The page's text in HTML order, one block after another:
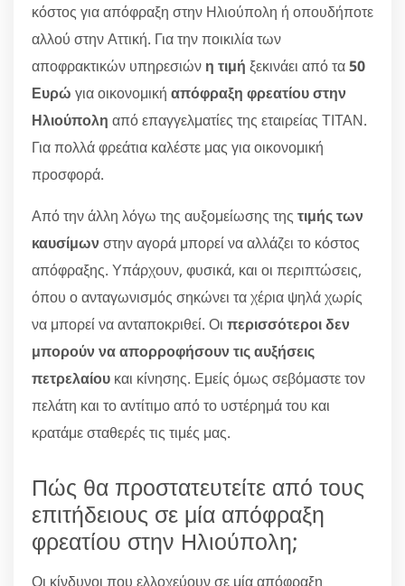
κόστος για απόφραξη στην Ηλιούπολη ή οπουδήποτε
αλλού στην Αττική. Για την ποικιλία των
αποφρακτικών υπηρεσιών η τιμή ξεκινάει από τα50
Ευρώ για οικονομική απόφραξη φρεατίου στην
Ηλιούπολη από επαγγελματίες της εταιρείας ΤΙΤΑΝ.
Για πολλά φρεάτια καλέστε μας για οικονομική
προσφορά.
Από την άλλη λόγω της αυξομείωσης της τιμής των
καυσίμωνστην αγορά μπορεί να αλλάζει το κόστος
απόφραξης. Υπάρχουν, φυσικά, και οι περιπτώσεις,
όπου ο ανταγωνισμός σηκώνει τα χέρια ψηλά χωρίς
να μπορεί να ανταποκριθεί. Οι περισσότεροι δεν
μπορούν να απορροφήσουν τις αυξήσεις
πετρελαίου και κίνησης. Εμείς όμως σεβόμαστε τον
πελάτη και το αντίτιμο από το υστέρημά του και
κρατάμε σταθερές τις τιμές μας.
Πώς θα προστατευτείτε από τους
επιτήδειους σε μία απόφραξη
φρεατίου στην Ηλιούπολη;
Οι κίνδυνοι που ελλοχεύουν σε μία απόφραξη